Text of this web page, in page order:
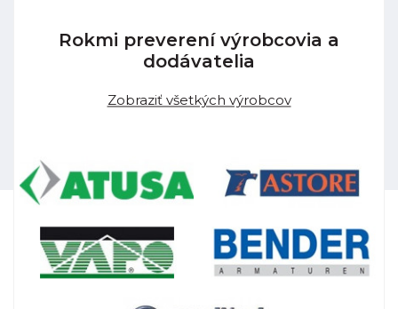
Rokmi preverení výrobcovia a
dodávatelia
Zobraziť všetkých výrobcov